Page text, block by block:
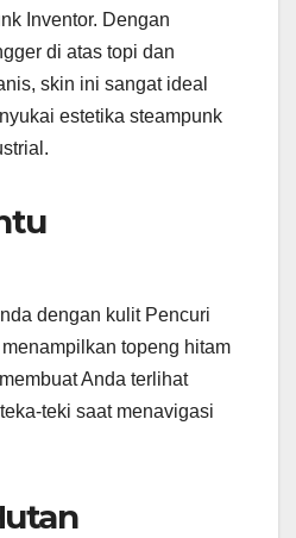
Inventor. Dengan
di atas topi dan
skin ini sangat ideal
estetika steampunk
dengan kulit Pencuri
topeng hitam
Anda terlihat
teki saat menavigasi